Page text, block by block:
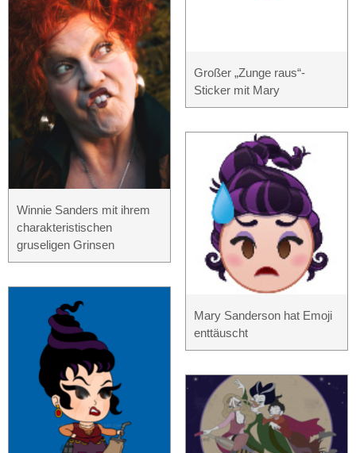
Winnie Sanders mit ihrem
charakteristischen
gruseligen Grinsen
Großer „Zunge raus“-
Sticker mit Mary
Mary Sanderson hat Emoji
enttäuscht